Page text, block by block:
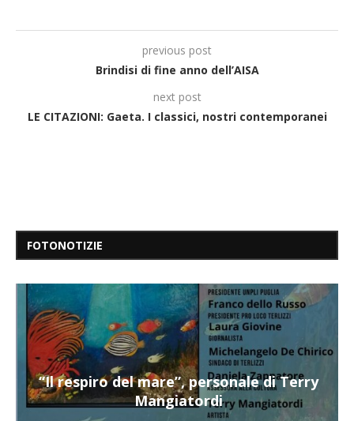
previous post
Brindisi di fine anno dell’AISA
next post
LE CITAZIONI: Gaeta. I classici, nostri contemporanei
FOTONOTIZIE
“Il respiro del mare”, personale di Terry
Mangiatordi